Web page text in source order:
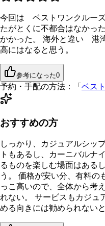
今回は ベストワンクルー
たがとくに不都合はなかっ
かかった。 海外と違い 港
高にはなると思う。
参考になった0
予約・手配の方法： 「 ベス
おすすめの方
しっかり、カジュアルシッ
トもあるし、カーニバル
るものを楽しむ場面はある
う。 価格が安い分、有料の
っこ高いので、全体から考
れない。 サービスもカジ
める向きには勧められないと